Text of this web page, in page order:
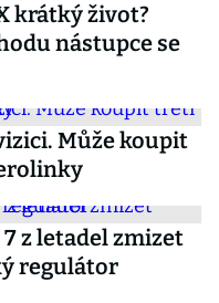
krátký život?
nástupce se
Může koupit
z letadel zmizet
regulátor